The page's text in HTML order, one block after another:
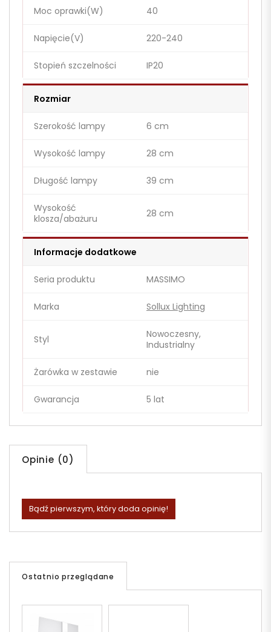
Moc oprawki(W) 40
Napięcie(V) 220-240
Stopień szczelności IP20
Rozmiar
Szerokość lampy 6 cm
Wysokość lampy 28 cm
Długość lampy 39 cm
Wysokość
klosza/abażuru
28 cm
Informacje dodatkowe
Seria produktu MASSIMO
Marka Sollux Lighting
Styl
Nowoczesny,
Industrialny
Żarówka w zestawie nie
Gwarancja 5 lat
Opinie (0)
Bądź pierwszym, który doda opinię!
Ostatnio przeglądane